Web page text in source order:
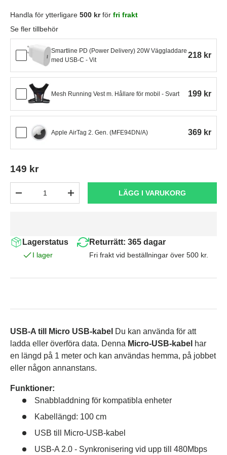
Handla för ytterligare 500 krför fri frakt
Se fler tillbehör
Smartline PD (Power Delivery) 20W Väggladdare
med USB-C - Vit
218 kr
Mesh Running Vest m. Hållare för mobil - Svart 199 kr
Apple AirTag 2. Gen. (MFE94DN/A) 369 kr
149 kr
+ LÄGG I VARUKORG
Lagerstatus
I lager
Returrätt: 365 dagar
Fri frakt vid beställningar över 500 kr.
USB-A till Micro USB-kabel Du kan använda för att
ladda eller överföra data. Denna Micro-USB-kabel har
en längd på 1 meter och kan användas hemma, på jobbet
eller någon annanstans.
Funktioner:
Snabbladdning för kompatibla enheter
Kabellängd: 100 cm
USB till Micro-USB-kabel
USB-A 2.0 - Synkronisering vid upp till 480Mbps